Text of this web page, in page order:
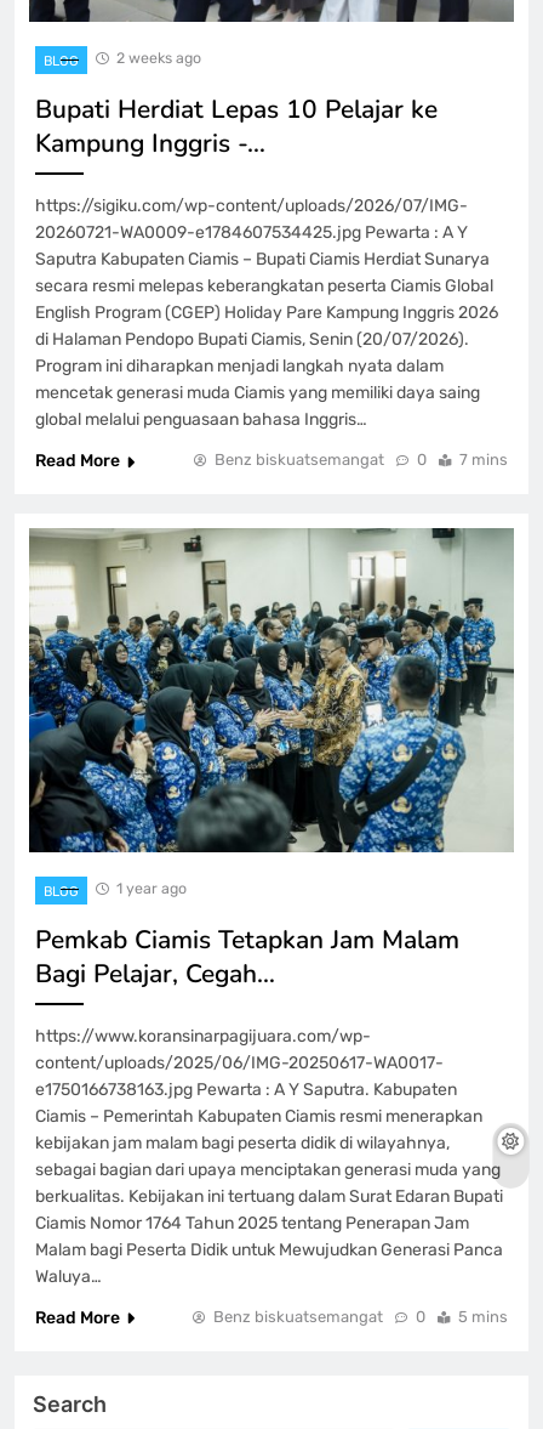
BLOG 2 weeks ago
Bupati Herdiat Lepas 10 Pelajar ke
Kampung Inggris -…
https://sigiku.com/wp-content/uploads/2026/07/IMG-
20260721-WA0009-e1784607534425.jpg Pewarta : A Y
Saputra Kabupaten Ciamis – Bupati Ciamis Herdiat Sunarya
secara resmi melepas keberangkatan peserta Ciamis Global
English Program (CGEP) Holiday Pare Kampung Inggris 2026
di Halaman Pendopo Bupati Ciamis, Senin (20/07/2026).
Program ini diharapkan menjadi langkah nyata dalam
mencetak generasi muda Ciamis yang memiliki daya saing
global melalui penguasaan bahasa Inggris…
Read More
Benz biskuatsemangat 0 7 mins
BLOG 1 year ago
Pemkab Ciamis Tetapkan Jam Malam
Bagi Pelajar, Cegah…
https://www.koransinarpagijuara.com/wp-
content/uploads/2025/06/IMG-20250617-WA0017-
e1750166738163.jpg Pewarta : A Y Saputra. Kabupaten
Ciamis – Pemerintah Kabupaten Ciamis resmi menerapkan
kebijakan jam malam bagi peserta didik di wilayahnya,
sebagai bagian dari upaya menciptakan generasi muda yang
berkualitas. Kebijakan ini tertuang dalam Surat Edaran Bupati
Ciamis Nomor 1764 Tahun 2025 tentang Penerapan Jam
Malam bagi Peserta Didik untuk Mewujudkan Generasi Panca
Waluya…
Read More
Benz biskuatsemangat 0 5 mins
Search